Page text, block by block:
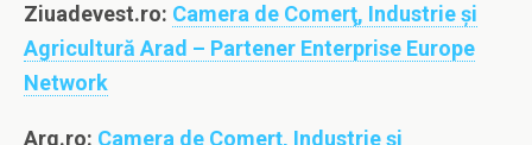
Ziuadevest.ro: Camera de Comerţ, Industrie şi
Agricultură Arad – Partener Enterprise Europe
Network
Arq.ro: Camera de Comerţ, Industrie şi